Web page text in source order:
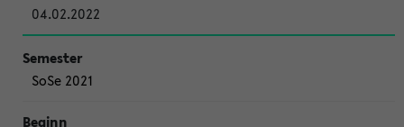
04.02.2022
SoSe 2021